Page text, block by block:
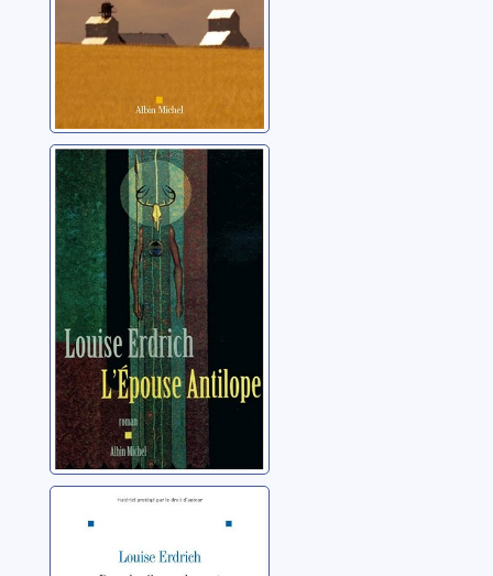
L'épouse
antilope: roman
Erdrich, Louise
Dans le silence
du vent: roman